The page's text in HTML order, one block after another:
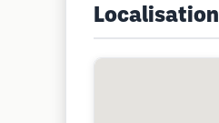
Localisation